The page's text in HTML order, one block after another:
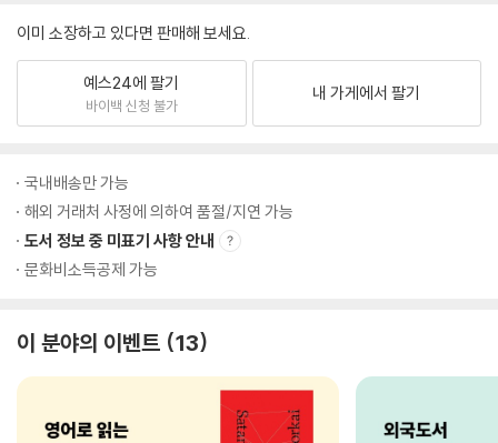
이미 소장하고 있다면 판매해 보세요.
예스24에 팔기
바이백 신청 불가
내 가게에서 팔기
국내배송만 가능
해외 거래처 사정에 의하여 품절/지연 가능
도서 정보 중 미표기 사항 안내
문화비소득공제 가능
이 분야의 이벤트 13